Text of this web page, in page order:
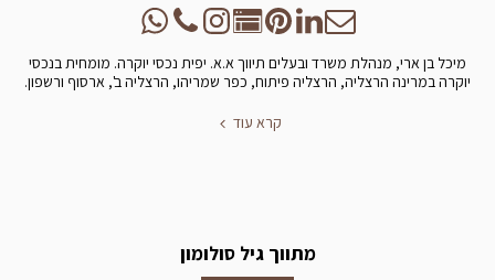
מיכל בן ארי, מנהלת משרד ובעלים תיווך א.א. יפית נכסי יוקרה. מומחית בנכסי
יוקרה במרינה הרצליה, הרצליה פיתוח, כפר שמריהו, הרצליה ב', ארסוף ורשפון.
קרא עוד
מתווך גיל סולומון